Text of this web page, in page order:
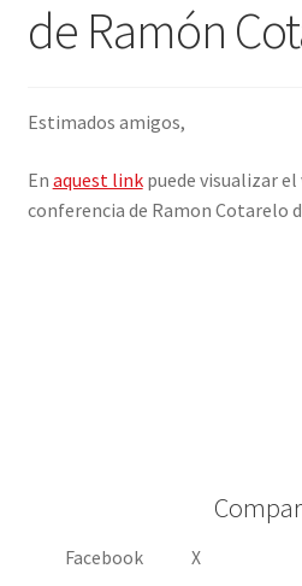
LIBRO
de Ramón
Estimados amigos,
En aquest linkpuede visualizar el
conferencia de Ramon Cotarelo
Facebook X